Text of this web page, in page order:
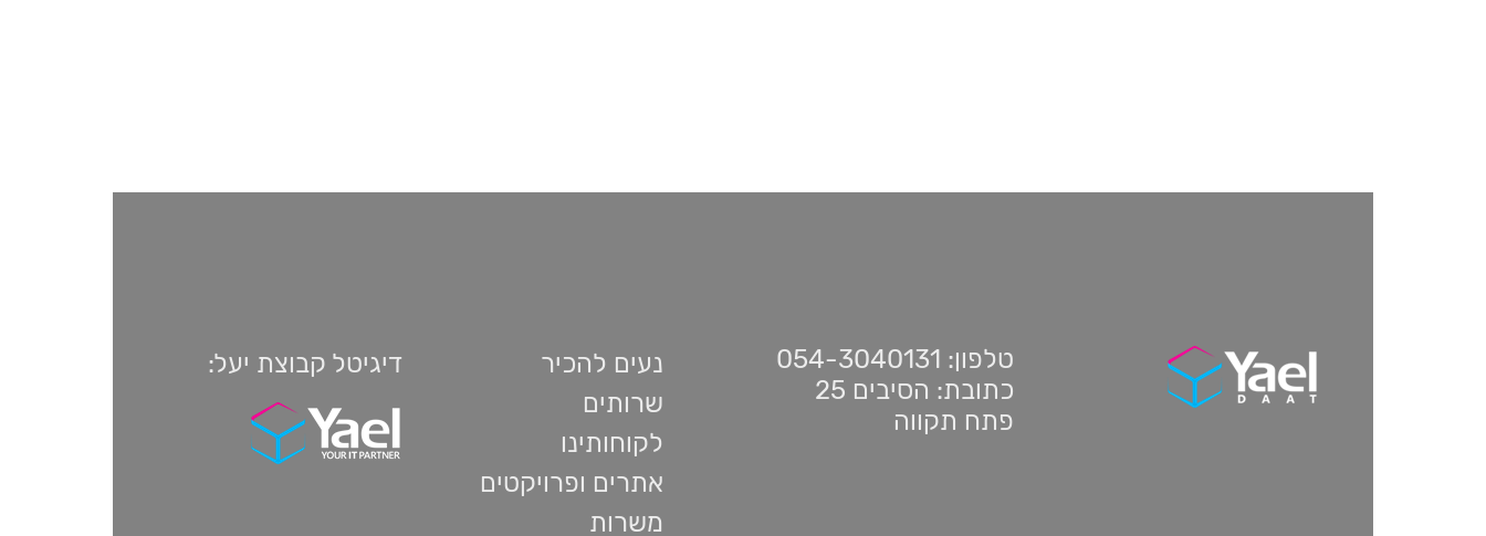
טלפון: 054-3040131
כתובת: הסיבים 25
פתח תקווה
נעים להכיר
שרותים
לקוחותינו
אתרים ופרויקטים
משרות
דיגיטל קבוצת יעל: